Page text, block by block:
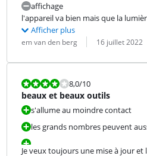
affichage
l'appareil va bien mais que la
Afficher plus
Évaluation par :
em van den berg
Date : 16 juillet 2022
Traduction :
La note est 8,0 sur 10.
8,0/10
beaux et beaux outils
s'allume au moindre contact
les grands nombres peuvent
Je veux toujours une mise à jour